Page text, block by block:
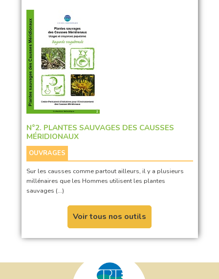
N°2. PLANTES SAUVAGES DES CAUSSES
MÉRIDIONAUX
OUVRAGES
Sur les causses comme partout ailleurs, il y a plusieurs
millénaires que les Hommes utilisent les plantes
sauvages (…)
Voir tous nos outils